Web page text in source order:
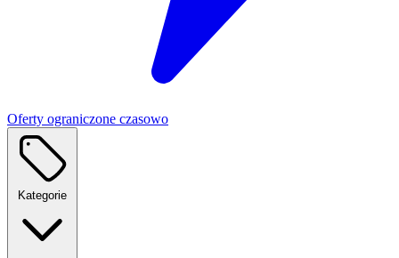
Oferty ograniczone czasowo
Kategorie